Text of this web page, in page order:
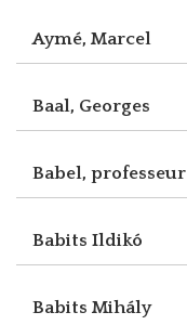
Aymé, Marcel
Baal, Georges
Babel, professeur
Babits Ildikó
Babits Mihály